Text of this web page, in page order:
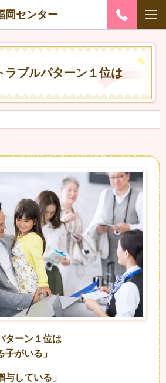
岡センター
ラブルパターン１位は
ターン１位は
子がいる」
与している」